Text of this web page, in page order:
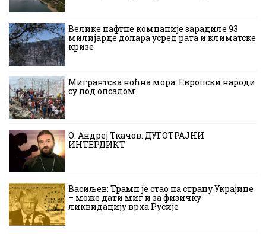
Велике нафтне компаније зарадиле 93
милијарде долара усред рата и климатске
кризе
Мигрантска ноћна мора: Европски народи
су под опсадом
О. Андреј Ткачов: ДУГОТРАЈНИ
ИНТЕРДИКТ
Васиљев: Трамп је стао на страну Украјине
– може дати миг и за физичку
ликвидацију врха Русије